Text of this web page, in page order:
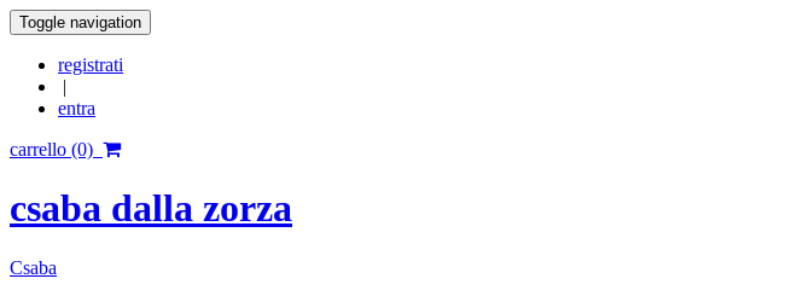
Toggle navigation
registrati
|
entra
carrello (0)
csaba dalla zorza
Csaba